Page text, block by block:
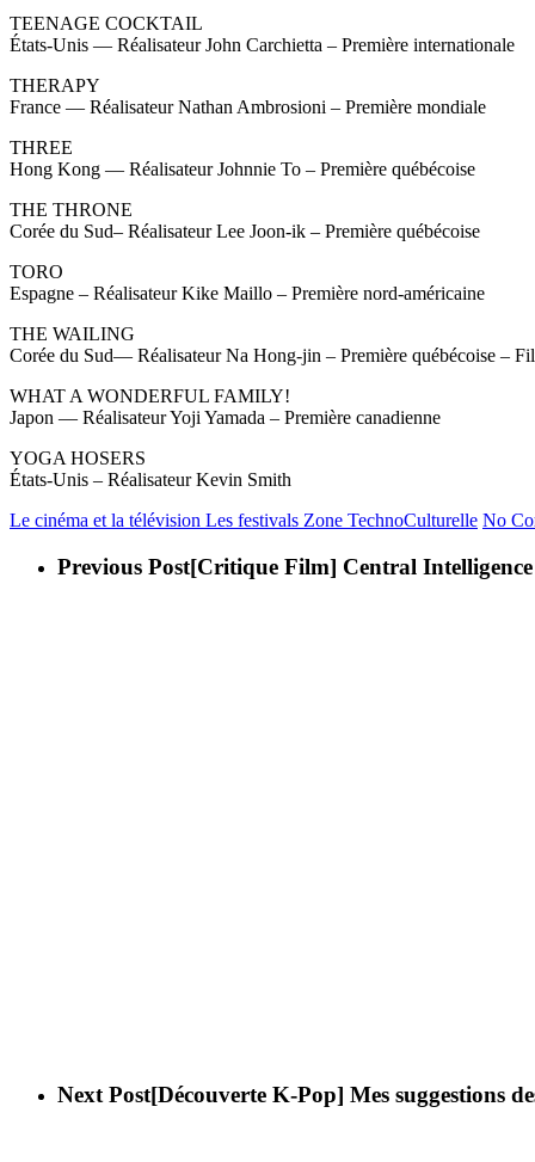
TEENAGE COCKTAIL
États-Unis — Réalisateur John Carchietta – Première internationale
THERAPY
France — Réalisateur Nathan Ambrosioni – Première mondiale
THREE
Hong Kong — Réalisateur Johnnie To – Première québécoise
THE THRONE
Corée du Sud– Réalisateur Lee Joon-ik – Première québécoise
TORO
Espagne – Réalisateur Kike Maillo – Première nord-américaine
THE WAILING
Corée du Sud— Réalisateur Na Hong-jin – Première québécoise –
WHAT A WONDERFUL FAMILY!
Japon — Réalisateur Yoji Yamada – Première canadienne
YOGA HOSERS
États-Unis – Réalisateur Kevin Smith
Le cinéma et la télévision Les festivals Zone TechnoCulturelle No
Previous Post[Critique Film] Central Intelligence
Next Post[Découverte K-Pop] Mes suggestions